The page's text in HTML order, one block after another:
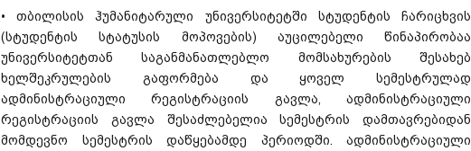
• თბილისის ჰუმანიტარული უნივერსიტეტში სტუდენტის ჩარიცხვის
(სტუდენტის სტატუსის მოპოვების) აუცილებელი წინაპირობაა
უნივერსიტეტთან საგანმანათლებლო მომსახურების შესახებ
ხელშეკრულების გაფორმება და ყოველ სემესტრულად
ადმინისტრაციული რეგისტრაციის გავლა, ადმინისტრაციული
რეგისტრაციის გავლა შესაძლებელია სემესტრის დამთავრებიდან
მომდევნო სემესტრის დაწყებამდე პერიოდში. ადმინისტრაციული